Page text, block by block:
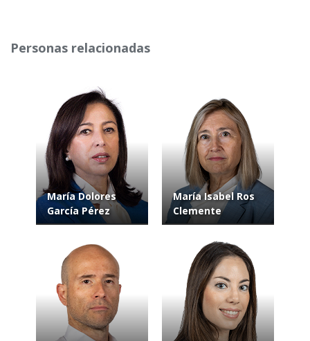
Personas relacionadas
María Dolores
García Pérez
María Isabel Ros
Clemente